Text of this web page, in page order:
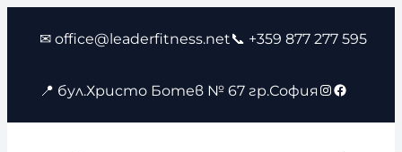
съдържанието
✉ office@leaderfitness.net📞 +359 877 277 595
📍 бул.Христо Ботев № 67 гр.София Instagram
Facebook